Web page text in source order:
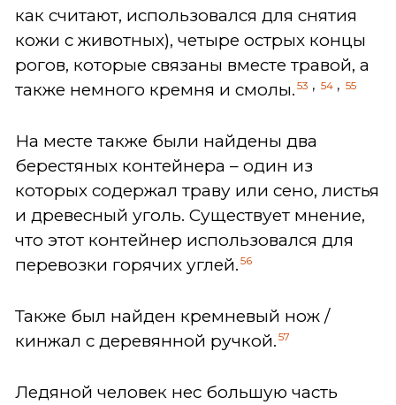
как считают, использовался для снятия
кожи с животных), четыре острых концы
рогов, которые связаны вместе травой, а
также немного кремня и смолы. 53 , 54 , 55
На месте также были найдены два
берестяных контейнера – один из
которых содержал траву или сено, листья
и древесный уголь. Существует мнение,
что этот контейнер использовался для
перевозки горячих углей. 56
Также был найден кремневый нож /
кинжал с деревянной ручкой. 57
Ледяной человек нес большую часть